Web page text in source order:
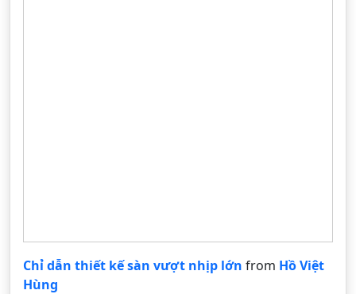
Chỉ dẫn thiết kế sàn vượt nhịp lớn from Hồ Việt
Hùng